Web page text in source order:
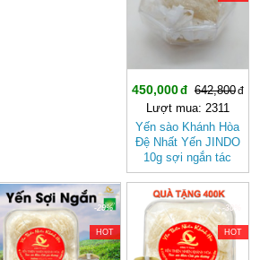
450,000
642,800
Lượt mua: 2311
Yến sào Khánh Hòa
Đệ Nhất Yến JINDO
10g sợi ngắn tác
dụng tốt cho sức
khỏe
-29%
HOT
-30%
HOT